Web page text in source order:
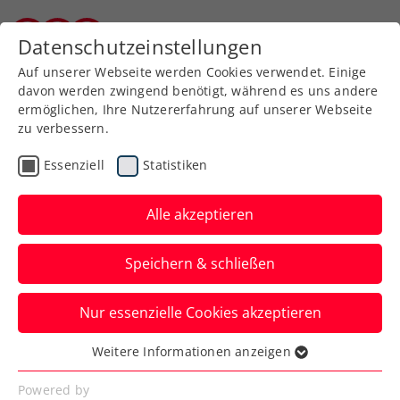
Zurück zur Newsübersicht
ATP
Nach Krimi: Miedler
gewinnt in Gstaad 1.
Saisontitel auf der ATP-
Tour
Das ÖTV-Ass triumphiert in der Schweiz
im Herrendoppel an der Seite des
Portugiesen Francisco Cabral.
Datenschutzeinstellungen
Auf unserer Webseite werden Cookies verwendet. Einige
davon werden zwingend benötigt, während es uns andere
ermöglichen, Ihre Nutzererfahrung auf unserer Webseite
zu verbessern.
Essenziell Statistiken
Alle akzeptieren
Speichern & schließen
Nur essenzielle Cookies akzeptieren
Essenziell
Essenzielle Cookies werden für grundlegende
Weitere Informationen anzeigen
Powered by